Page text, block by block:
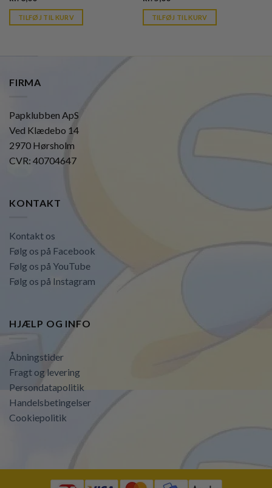
is:
kr. 39,95.
TILFØJ TIL KURV
is:
kr. 39,95.
TILFØJ TIL KURV
FIRMA
Papklubben ApS
Ved Klædebo 14
2970 Hørsholm
CVR: 40704647
KONTAKT
Kontakt os
Følg os på Facebook
Følg os på YouTube
Følg os på Instagram
HJÆLP OG INFO
Åbningstider
Fragt og levering
Persondatapolitik
Handelsbetingelser
Cookiepolitik